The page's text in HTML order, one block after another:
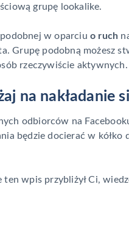
grupę lookalike.
w oparciu o ruch
Grupę podobną możesz
rzeczywiście aktywnych.
na nakładanie
odbiorców na
będzie docierać w
ten wpis przybliżył Ci,